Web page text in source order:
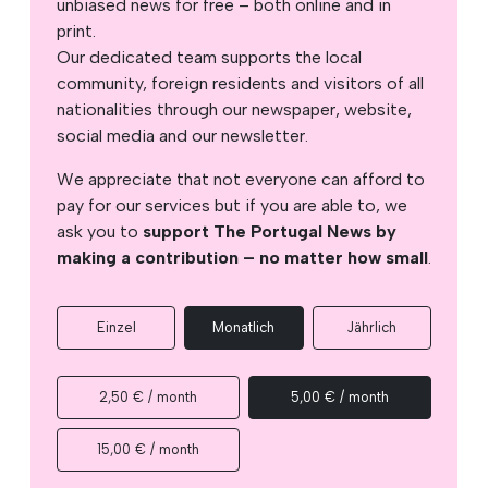
unbiased news for free – both online and in
print.
Our dedicated team supports the local
community, foreign residents and visitors of all
nationalities through our newspaper, website,
social media and our newsletter.
We appreciate that not everyone can afford to
pay for our services but if you are able to, we
ask you to support The Portugal News by
making a contribution – no matter how small.
Einzel Monatlich Jährlich
2,50 € / month 5,00 € / month
15,00 € / month